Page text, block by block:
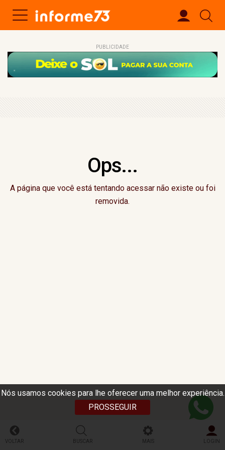
Nós usamos cookies para lhe oferecer uma melhor experiência.
PROSSEGUIR
PUBLICIDADE
Ops...
A página que você está tentando acessar não existe ou foi
removida.
VOLTAR BUSCAR MAIS LOGIN